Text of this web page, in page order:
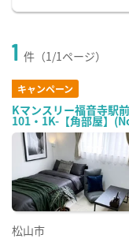
1 件（1/1ページ）
キャンペーン
Kマンスリー福音寺駅
101・1K-【角部屋】
松山市